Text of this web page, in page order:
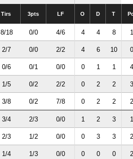
Tirs 3pts LF O D T
8/18 0/0 4/6 4 4 8 1
2/7 0/0 2/2 4 6 10 0
0/6 0/1 0/0 0 1 1 4
1/5 0/2 2/2 0 2 2 3
3/8 0/2 7/8 0 2 2 2
3/4 2/3 0/0 1 2 3 1
2/3 1/2 0/0 0 3 3 2
1/4 1/3 0/0 0 0 0 2